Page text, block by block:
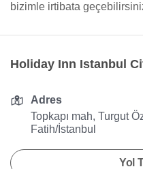
bizimle irtibata
Holiday Inn Istanbul
Adres
Topkapı mah, Turgut
Fatih/İstanbul
Yol